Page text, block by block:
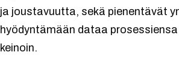
ja joustavuutta, sekä pienentävät
hyödyntämään dataa
keinoin.